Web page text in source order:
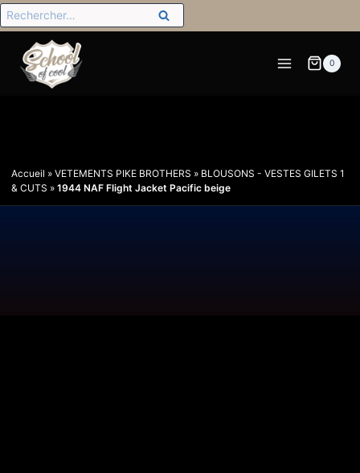
0
Accueil » VETEMENTS PIKE BROTHERS » BLOUSONS - VESTES GILETS 1
& CUTS » 1944 NAF Flight Jacket Pacific beige